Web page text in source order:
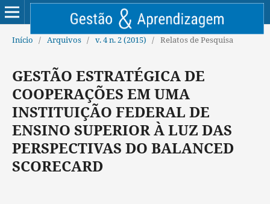
Início / Arquivos / v. 4 n. 2 (2015) / Relatos de Pesquisa
GESTÃO ESTRATÉGICA DE
COOPERAÇÕES EM UMA
INSTITUIÇÃO FEDERAL DE
ENSINO SUPERIOR À LUZ DAS
PERSPECTIVAS DO BALANCED
SCORECARD